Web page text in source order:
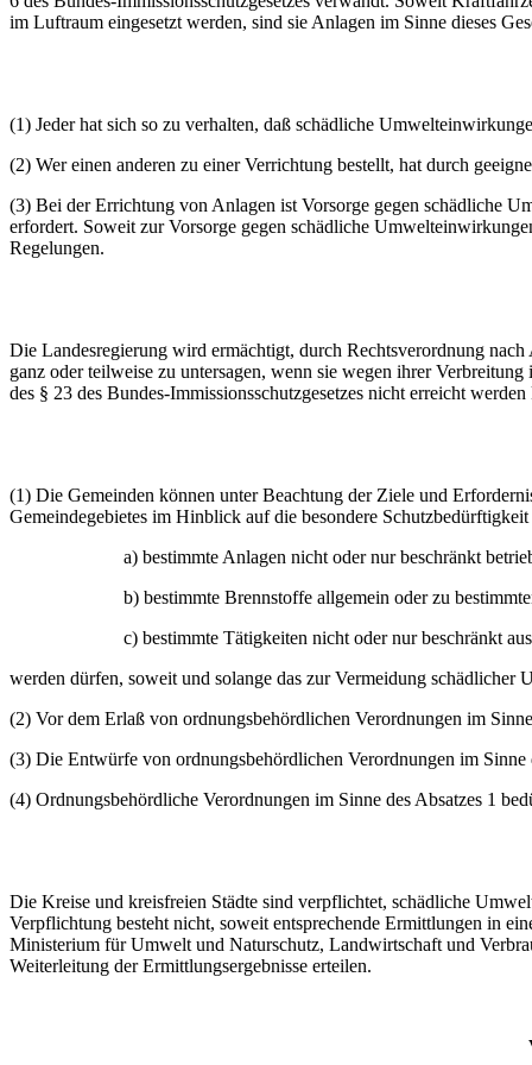
im Luftraum eingesetzt werden, sind sie Anlagen im Sinne dieses
(1) Jeder hat sich so zu verhalten, daß schädliche
(2) Wer einen anderen zu einer Verrichtung bestellt, hat durch
(3) Bei der Errichtung von Anlagen ist Vorsorge gegen schädliche
erfordert. Soweit zur Vorsorge gegen schädliche
Regelungen.
Die Landesregierung wird ermächtigt, durch Rechtsverordnung
ganz oder teilweise zu untersagen, wenn sie wegen ihrer
des § 23 des Bundes-Immissionsschutzgesetzes nicht erreicht werden
(1) Die Gemeinden können unter Beachtung der Ziele und
Gemeindegebietes im Hinblick auf die besondere Schutzbedürftigkeit
a) bestimmte Anlagen nicht oder nur beschränkt
b) bestimmte Brennstoffe allgemein oder zu
c) bestimmte Tätigkeiten nicht oder nur beschränkt
werden dürfen, soweit und solange das zur Vermeidung schädlicher
(2) Vor dem Erlaß von ordnungsbehördlichen Verordnungen im
(3) Die Entwürfe von ordnungsbehördlichen Verordnungen im
(4) Ordnungsbehördliche Verordnungen im Sinne des Absatzes 1
Die Kreise und kreisfreien Städte sind verpflichtet, schädliche
Verpflichtung besteht nicht, soweit entsprechende Ermittlungen in
Ministerium für Umwelt und Naturschutz, Landwirtschaft und
Weiterleitung der Ermittlungsergebnisse erteilen.